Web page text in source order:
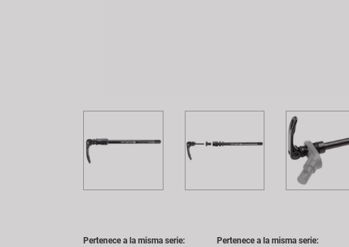
Pertenece a la misma serie: Pertenece a la misma serie: